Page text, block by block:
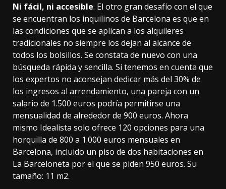
Ni fácil, ni accesible. El otro gran desafío con el que
se encuentran los inquilinos de Barcelona es que en
las condiciones que se aplican a los alquileres
tradicionales no siempre los dejan al alcance de
todos los bolsillos. Se constata de nuevo con una
búsqueda rápida y sencilla. Si tenemos en cuenta que
los expertos no aconsejan dedicar más del 30% de
los ingresos al arrendamiento, una pareja con un
salario de 1.500 euros podría permitirse una
mensualidad de alrededor de 900 euros. Ahora
mismo Idealista solo ofrece 120 opciones para una
horquilla de 800 a 1.000 euros mensuales en
Barcelona, incluido un piso de dos habitaciones en
La Barceloneta por el que se piden 950 euros. Su
tamaño: 11 m2.